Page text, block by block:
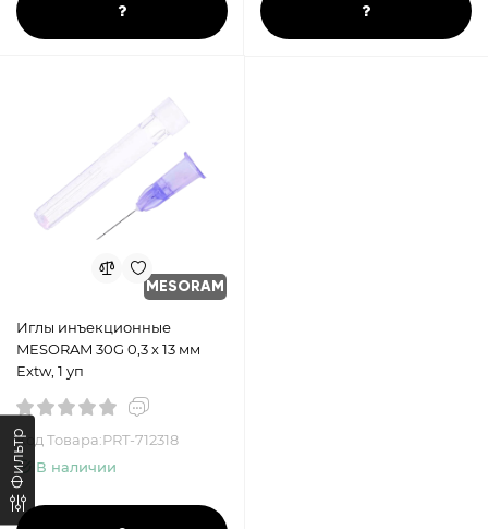
Фильтр
MESORAM
Иглы инъекционные
MESORAM 30G 0,3 х 13 мм
Extw, 1 уп
Код Товара:PRT-712318
В наличии